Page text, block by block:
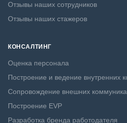
Отзывы наших сотрудников
Отзывы наших стажеров
КОНСАЛТИНГ
Оценка персонала
Построение и ведение внутренних
Сопровождение внешних
Построение EVP
Разработка бренда работодателя